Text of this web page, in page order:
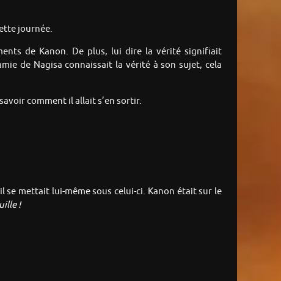
journée.
de Kanon. De plus, lui dire la vérité signifiait
de Nagisa connaissait la vérité à son sujet, cela
comment il allait s’en sortir.
se mettait lui-même sous celui-ci. Kanon était sur le
!